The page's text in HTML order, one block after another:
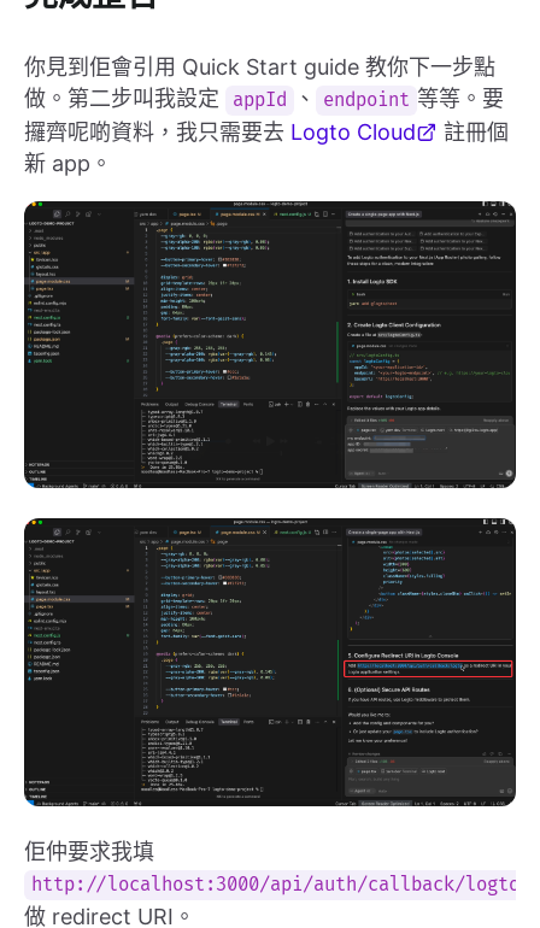
你見到佢會引用 Quick Start guide 教你下一步點
做。第二步叫我設定
appId 、 endpoint 等等。要
攞齊呢啲資料，我只需要去 Logto Cloud
註冊個
新 app。
佢仲要求我填
http://localhost:3000/api/auth/callback/logto
做 redirect URI。